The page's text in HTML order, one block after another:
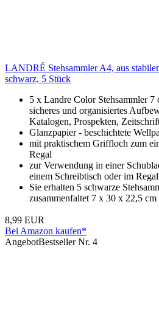
LANDRÉ Stehsammler A4, aus
schwarz, 5 Stück
5 x Landre Color Stehsammler
sicheres und organisiertes
Katalogen, Prospekten,
Glanzpapier - beschichtete
mit praktischem Griffloch zum
Regal
zur Verwendung in einer
einem Schreibtisch oder im Regal
Sie erhalten 5 schwarze
zusammenfaltet 7 x 30 x 22,5 cm
8,99 EUR
Bei Amazon kaufen*
AngebotBestseller Nr. 4